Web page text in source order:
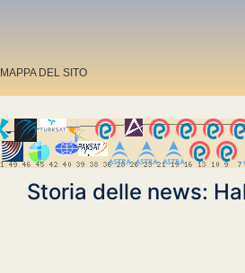
MAPPA DEL SITO
Storia delle news: